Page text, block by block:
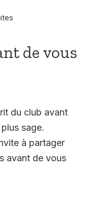
de vous
du club avant
sage.
à partager
avant de vous